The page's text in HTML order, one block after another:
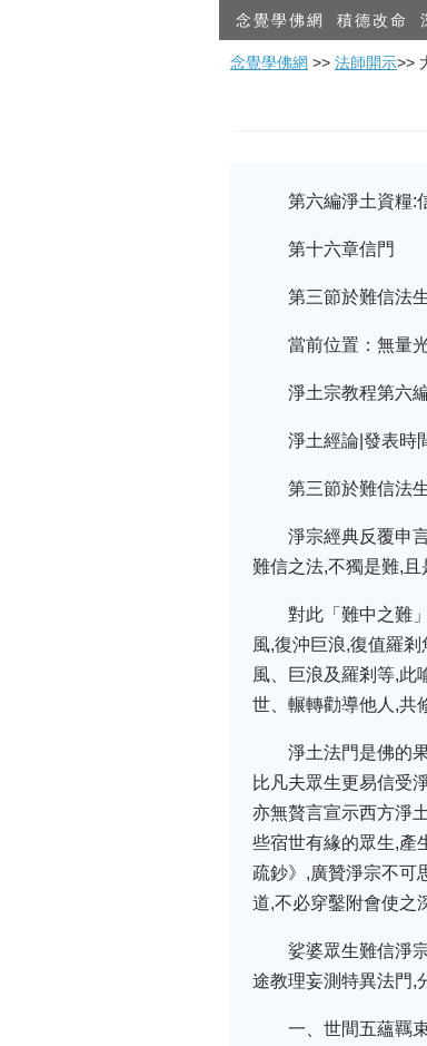
念覺學佛網 積德改命
念覺學佛網 >> 法師開示>>
第六編淨土資糧:
第十六章信門
第三節於難信法
當前位置：無量
淨土宗教程第六
淨土經論|發表時
第三節於難信法
淨宗經典反覆申
難信之法,不獨是難,
對此「難中之難
風,復沖巨浪,復值羅
風、巨浪及羅剎等,此
世、輾轉勸導他人,共
淨土法門是佛的
比凡夫眾生更易信受
亦無贅言宣示西方淨
些宿世有緣的眾生,產
疏鈔》,廣贊淨宗不可
道,不必穿鑿附會使之
娑婆眾生難信淨
途教理妄測特異法門,
一、世間五蘊羈